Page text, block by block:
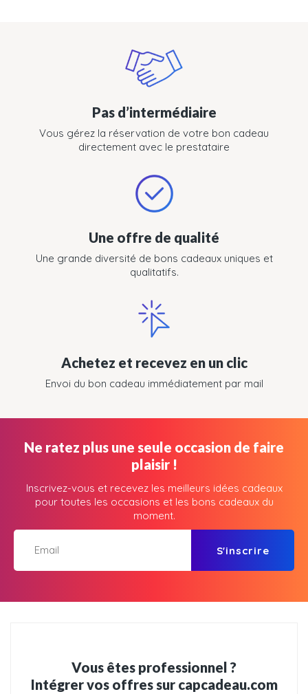
Pas d’intermédiaire
Vous gérez la réservation de votre bon cadeau
directement avec le prestataire
Une offre de qualité
Une grande diversité de bons cadeaux uniques et
qualitatifs.
Achetez et recevez en un clic
Envoi du bon cadeau immédiatement par mail
Ne ratez plus une seule occasion de faire
plaisir !
Inscrivez-vous et recevez les meilleurs idées cadeaux
pour toutes les occasions et les bons cadeaux du
moment.
S'inscrire
Vous êtes professionnel ?
Intégrer vos offres sur capcadeau.com